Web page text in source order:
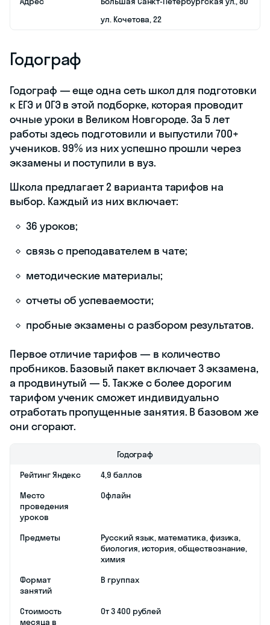
другого учителя;
темам, которые
подростка.
Первый урок —
бесплатно!
Skysmart
Рейтинг Яндекс
4,7 балла
Место
уроков
Онлайн
Предметы
Русский язык,
математика,
язык,
обществознание,
Формат
Индивидуально, в
Стоимость
месяца в
группе
От 3 322 рублей
Стоимость
месяца
индивидуально
От 8 720 рублей
Есть ли
пробные
экзамены
Да
Есть ли
гарантия в
баллах
Готовиться к